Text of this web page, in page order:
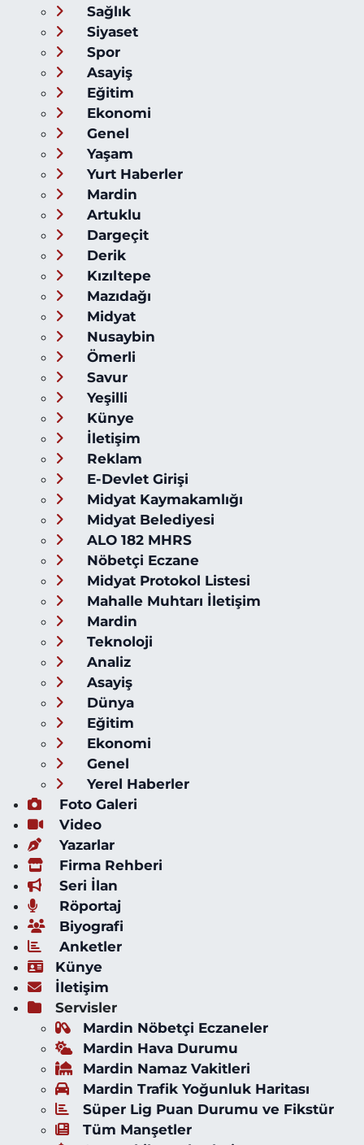
Sağlık
Siyaset
Spor
Asayiş
Eğitim
Ekonomi
Genel
Yaşam
Yurt Haberler
Mardin
Artuklu
Dargeçit
Derik
Kızıltepe
Mazıdağı
Midyat
Nusaybin
Ömerli
Savur
Yeşilli
Künye
İletişim
Reklam
E-Devlet Girişi
Midyat Kaymakamlığı
Midyat Belediyesi
ALO 182 MHRS
Nöbetçi Eczane
Midyat Protokol Listesi
Mahalle Muhtarı İletişim
Mardin
Teknoloji
Analiz
Asayiş
Dünya
Eğitim
Ekonomi
Genel
Yerel Haberler
Foto Galeri
Video
Yazarlar
Firma Rehberi
Seri İlan
Röportaj
Biyografi
Anketler
Künye
İletişim
Servisler
Mardin Nöbetçi Eczaneler
Mardin Hava Durumu
Mardin Namaz Vakitleri
Mardin Trafik Yoğunluk Haritası
Süper Lig Puan Durumu ve Fikstür
Tüm Manşetler